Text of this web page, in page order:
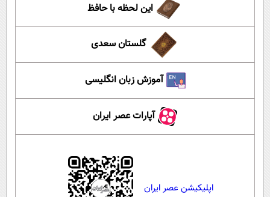
این لحظه با حافظ
گلستان سعدی
آموزش زبان انگلیسی
آپارات عصر ایران
اپلیکیشن عصر ایران